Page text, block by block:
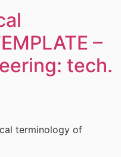
–
tech.
terminology of